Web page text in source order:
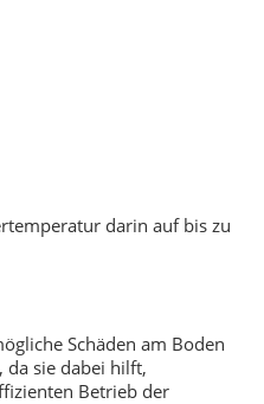
darin auf bis zu
Schäden am Boden
sie dabei hilft,
Betrieb der